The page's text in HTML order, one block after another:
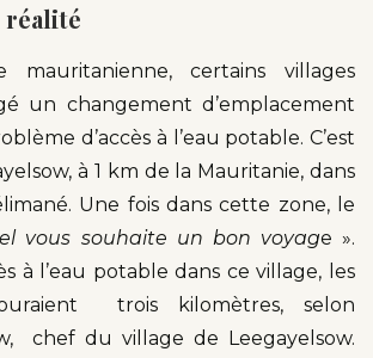
réalité
certains villages
un changement d’emplacement
d’accès à l’eau potable. C’est
à 1 km de la Mauritanie, dans
Une fois dans cette zone, le
vous souhaite un bon voyage ».
à l’eau potable dans ce village, les
trois kilomètres, selon
chef du village de Leegayelsow.